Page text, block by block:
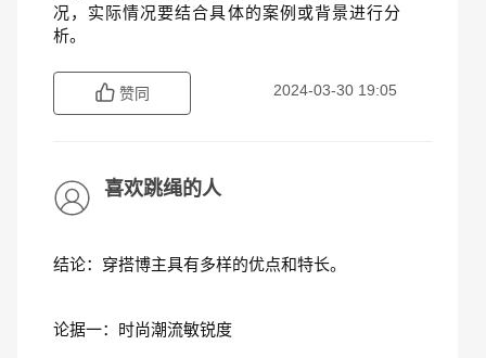
况，实际情况要结合具体的案例或背景进行分
析。
赞同 2024-03-30 19:05
喜欢跳绳的人
结论：穿搭博主具有多样的优点和特长。
论据一：时尚潮流敏锐度